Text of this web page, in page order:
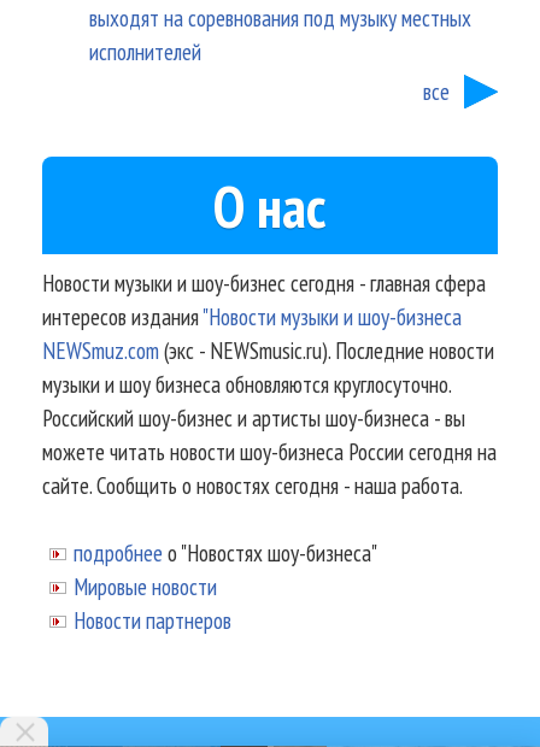
выходят на соревнования под музыку местных
исполнителей
все
О нас
Новости музыки и шоу-бизнес сегодня - главная сфера
интересов издания"Новости музыки и шоу-бизнеса
NEWSmuz.com(экс - NEWSmusic.ru). Последние новости
музыки и шоу бизнеса обновляются круглосуточно.
Российский шоу-бизнес и артисты шоу-бизнеса - вы
можете читать новости шоу-бизнеса России сегодня на
сайте. Сообщить о новостях сегодня - наша работа.
подробнее о "Новостях шоу-бизнеса"
Мировые новости
Новости партнеров